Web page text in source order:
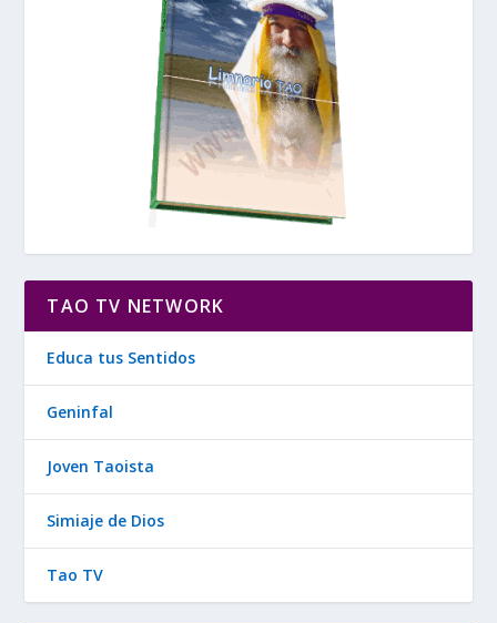
TAO TV NETWORK
Educa tus Sentidos
Geninfal
Joven Taoista
Simiaje de Dios
Tao TV